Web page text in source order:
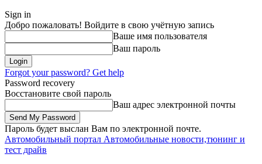
Sign in
Добро пожаловать! Войдите в свою учётную запись
Ваше имя пользователя
Ваш пароль
Forgot your password? Get help
Password recovery
Восстановите свой пароль
Ваш адрес электронной почты
Пароль будет выслан Вам по электронной почте.
Автомобильный портал Автомобильные новости,тюнинг и
тест драйв